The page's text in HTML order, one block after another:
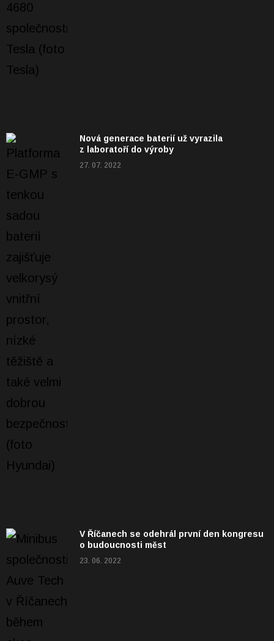
Nová generace baterií už vyrazila
z laboratoří do výroby
27. 07. 2022
V Říčanech se odehrál první den kongresu
o budoucnosti měst
23. 06. 2022